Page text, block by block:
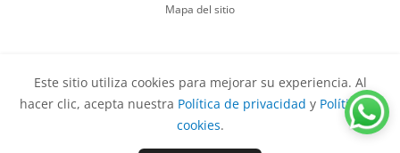
Mapa del sitio
Derechos de autor©2026Sirvent Productes S.L. Todos los
derechos reservados
Vuelve al comienzo
Este sitio utiliza cookies para mejorar su experiencia. Al
hacer clic, acepta nuestra Política de privacidad y Política de
cookies.